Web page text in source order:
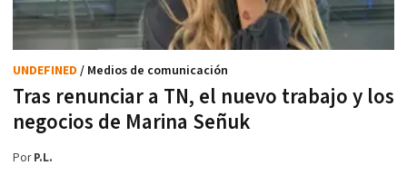
Tras renunciar a TN, el nuevo trabajo y los
negocios de Marina Señuk
UNDEFINED / Medios de comunicación
PorP.L.